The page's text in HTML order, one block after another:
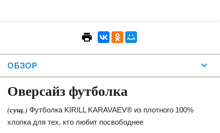
ОБЗОР
Оверсайз футболка
(сущ.) Футболка KIRILL KARAVAEV® из плотного 100%
хлопка для тех, кто любит посвободнее